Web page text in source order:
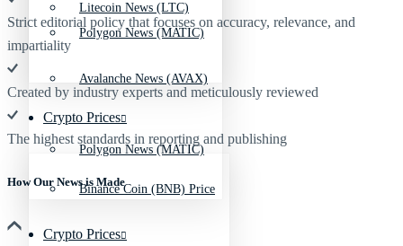
Polygon News (MATIC)
Crypto Prices
Binance Coin (BNB) Price
Litecoin News (LTC)
Avalanche News (AVAX)
Polygon News (MATIC)
Crypto Prices
Strict editorial policy that focuses on accuracy, relevance, and
impartiality
Created by industry experts and meticulously reviewed
The highest standards in reporting and publishing
How Our News is Made